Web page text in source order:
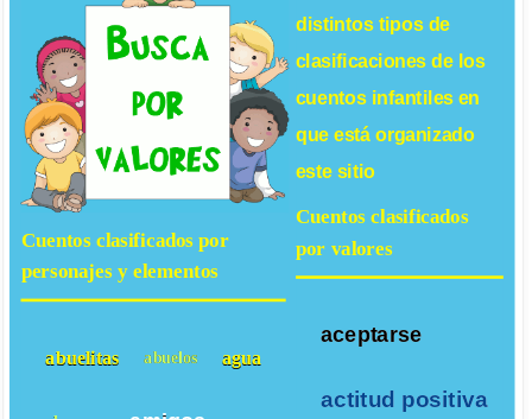
distintos tipos de
clasificaciones de los
cuentos infantilesen
que está organizado
este sitio
Cuentos clasificados
por valores
aceptarse
actitud positiva
Cuentos clasificados por
personajes y elementos
abuelitas abuelos agua